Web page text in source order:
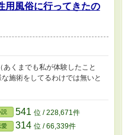
用風俗に行ってきたの
くまでも私が体験したこと
施術をしてるわけでは無いと
説 541 位 / 228,671件
愛 314 位 / 66,339件